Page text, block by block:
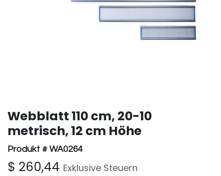
Webblatt 110 cm, 20-10
metrisch, 12 cm Höhe
Produkt # WA0264
$ 260,44 Exklusive Steuern